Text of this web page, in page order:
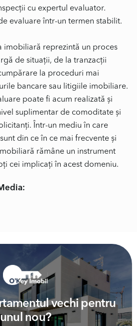
cu expertul evaluator.
evaluare într-un termen stabilit.
imobiliară reprezintă un proces
de situații, de la tranzacții
la proceduri mai
bancare sau litigiile imobiliare.
poate fi acum realizată și
suplimentar de comoditate și
Într-un mediu în care
din ce în ce mai frecvente și
rămâne un instrument
cei implicați în acest domeniu.
vechi pentru
unul nou?